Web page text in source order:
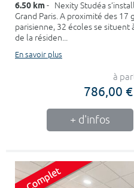
6.50 km- Nexity Studéa
Grand Paris. A proximité des
parisienne, 32 écoles se
de la résiden...
En savoir plus
à
786,00
+ d'infos